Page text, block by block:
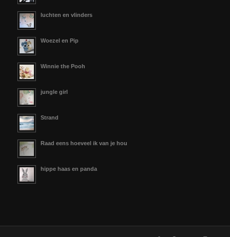
luchten en vlinders
Woezel en Pip
Winnie the Pooh
jungle girl
Strand
Raad eens hoeveel ik van je hou
hippe haas en panda